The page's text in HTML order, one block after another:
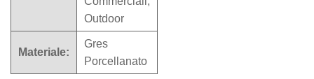
Outdoor
Materiale:
Gres
Porcellanato